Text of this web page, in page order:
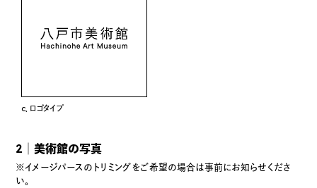
c．ロゴタイプ
2│美術館の写真
※イメージパースのトリミングをご希望の場合は事前にお知らせくださ
い。